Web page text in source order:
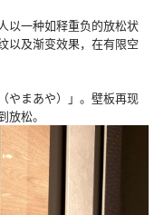
以一种如释重负的放松状
以及渐变效果，在有限空
やまあや）」。壁板再现
松。